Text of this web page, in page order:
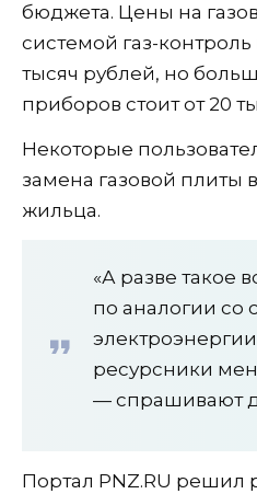
бюджета. Цены на
системой газ-контроль
тысяч рублей, но
приборов стоит от 20
Некоторые
замена газовой плиты
жильца.
«А разве такое
по аналогии со
ресурсники
— спрашивают
Портал PNZ.RU решил